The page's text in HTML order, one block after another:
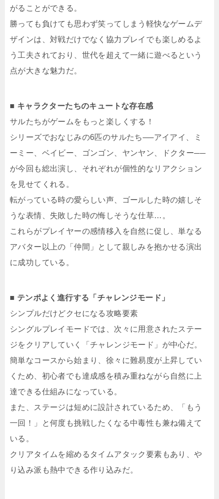
がることができる。
勝っても負けても思わず笑ってしまう軽快なゲームデ
ザインは、対戦だけでなく協力プレイでも楽しめるよ
う工夫されており、世代を超えて一緒に遊べるという
点が大きな魅力だ。
■ キャラクターたちのキュートな存在感
サルたちがゲームをもっと楽しくする！
シリーズでおなじみの6匹のサルたち──アイアイ、ミ
ーミー、ベイビー、ゴンゴン、ヤンヤン、ドクター──
が今回も総出演し、それぞれが個性的なリアクション
を見せてくれる。
転がっている時の愛らしい声、ゴールした時の嬉しそ
うな表情、失敗した時の悔しそうな仕草…。
これらがプレイヤーの感情移入を自然に促し、単なる
アバター以上の「仲間」として親しみを抱かせる演出
に成功している。
■ テンポよく進行する「チャレンジモード」
シンプルだけどクセになる攻略要素
シングルプレイモードでは、次々に用意されたステー
ジをクリアしていく「チャレンジモード」が中心だ。
簡単なコースから始まり、徐々に難易度が上昇してい
くため、初心者でも達成感を積み重ねながら自然に上
達できる仕組みになっている。
また、ステージは短めに設計されているため、「もう
一回！」と何度も挑戦したくなる中毒性も兼ね備えて
いる。
クリアタイムを縮めるタイムアタック要素もあり、や
り込み派も熱中できる作り込みだ。